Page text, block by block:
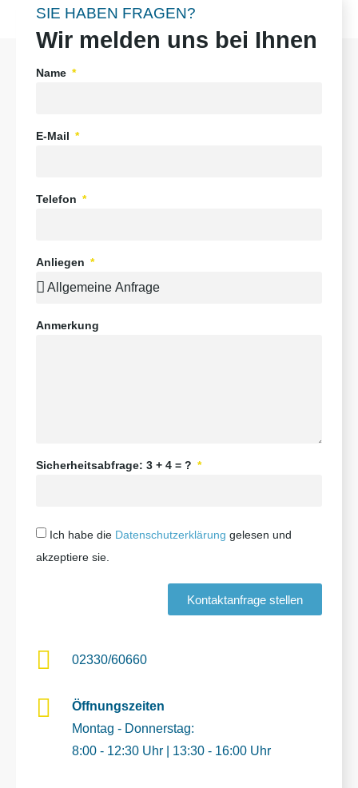
02330/60660
Öffnungszeiten
Montag - Donnerstag:
8:00 - 12:30 Uhr | 13:30 - 16:00 Uhr
SIE HABEN FRAGEN?
Wir melden uns bei Ihnen​
Name
E-Mail
Telefon
Anliegen
Anmerkung
Sicherheitsabfrage: 3 + 4 = ?
Ich habe die Datenschutzerklärung gelesen und
akzeptiere sie.
Kontaktanfrage stellen